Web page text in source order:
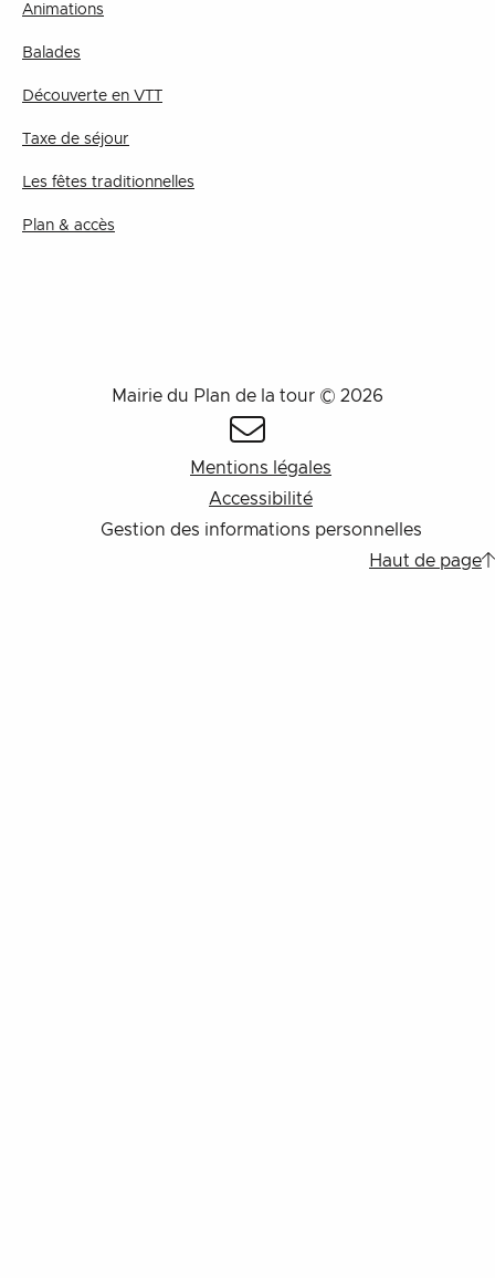
Animations
Balades
Découverte en VTT
Taxe de séjour
Les fêtes traditionnelles
Plan & accès
Mairie du Plan de la tour © 2026
Mentions légales
Accessibilité
Gestion des informations personnelles
Haut de page